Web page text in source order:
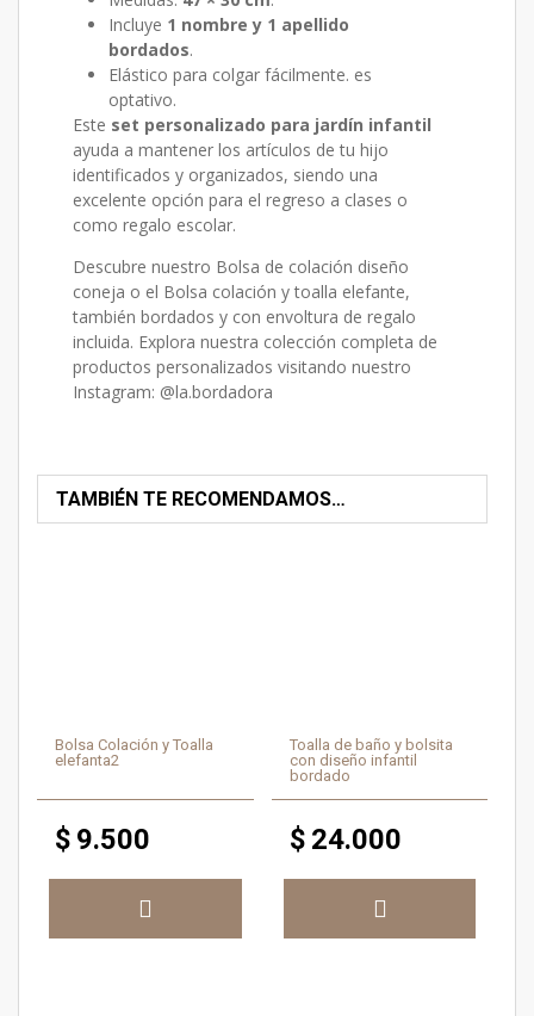
Incluye 1 nombre y 1 apellido
bordados.
Elástico para colgar fácilmente. es
optativo.
Este set personalizado para jardín infantil
ayuda a mantener los artículos de tu hijo
identificados y organizados, siendo una
excelente opción para el regreso a clases o
como regalo escolar.
Descubre nuestro Bolsa de colación diseño
coneja o el Bolsa colación y toalla elefante,
también bordados y con envoltura de regalo
incluida. Explora nuestra colección completa de
productos personalizados visitando nuestro
Instagram: @la.bordadora
TAMBIÉN TE RECOMENDAMOS…
Bolsa Colación y Toalla
elefanta2
$ 9.500
Toalla de baño y bolsita
con diseño infantil
bordado
$ 24.000